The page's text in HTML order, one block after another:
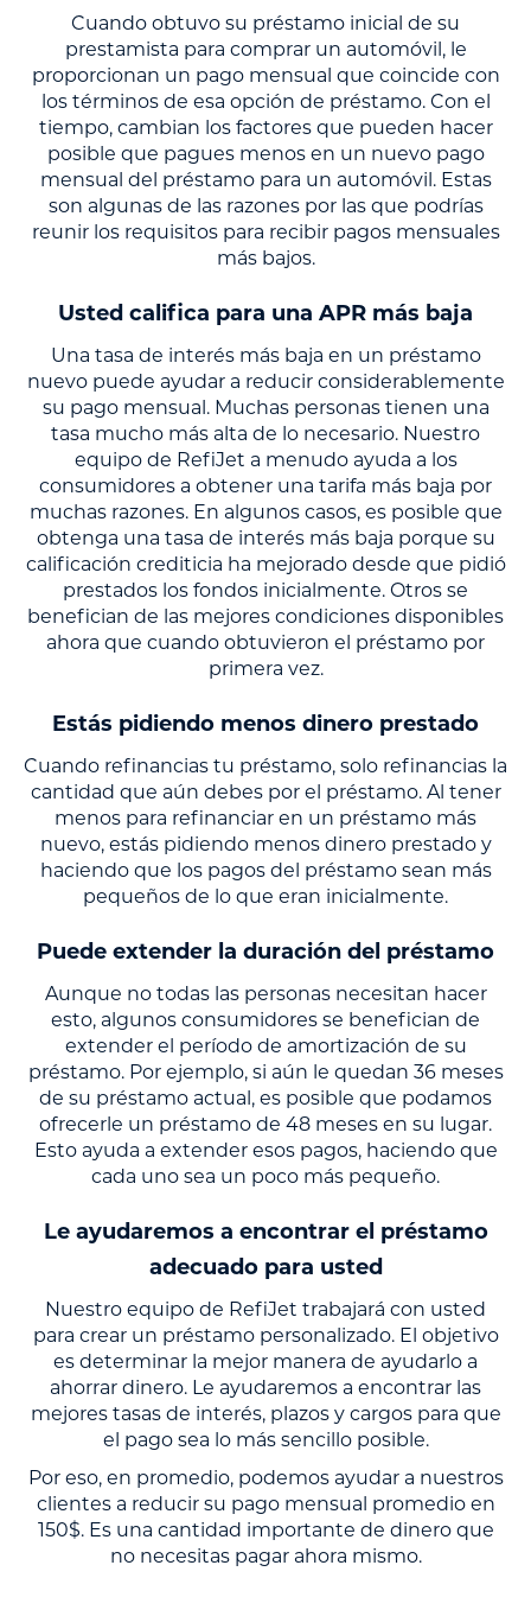
Cuando obtuvo su préstamo inicial de su
prestamista para comprar un automóvil, le
proporcionan un pago mensual que coincide con
los términos de esa opción de préstamo. Con el
tiempo, cambian los factores que pueden hacer
posible que pagues menos en un nuevo pago
mensual del préstamo para un automóvil. Estas
son algunas de las razones por las que podrías
reunir los requisitos para recibir pagos mensuales
más bajos.
Usted califica para una APR más baja
Una tasa de interés más baja en un préstamo
nuevo puede ayudar a reducir considerablemente
su pago mensual. Muchas personas tienen una
tasa mucho más alta de lo necesario. Nuestro
equipo de RefiJet a menudo ayuda a los
consumidores a obtener una tarifa más baja por
muchas razones. En algunos casos, es posible que
obtenga una tasa de interés más baja porque su
calificación crediticia ha mejorado desde que pidió
prestados los fondos inicialmente. Otros se
benefician de las mejores condiciones disponibles
ahora que cuando obtuvieron el préstamo por
primera vez.
Estás pidiendo menos dinero prestado
Cuando refinancias tu préstamo, solo refinancias la
cantidad que aún debes por el préstamo. Al tener
menos para refinanciar en un préstamo más
nuevo, estás pidiendo menos dinero prestado y
haciendo que los pagos del préstamo sean más
pequeños de lo que eran inicialmente.
Puede extender la duración del préstamo
Aunque no todas las personas necesitan hacer
esto, algunos consumidores se benefician de
extender el período de amortización de su
préstamo. Por ejemplo, si aún le quedan 36 meses
de su préstamo actual, es posible que podamos
ofrecerle un préstamo de 48 meses en su lugar.
Esto ayuda a extender esos pagos, haciendo que
cada uno sea un poco más pequeño.
Le ayudaremos a encontrar el préstamo
adecuado para usted
Nuestro equipo de RefiJet trabajará con usted
para crear un préstamo personalizado. El objetivo
es determinar la mejor manera de ayudarlo a
ahorrar dinero. Le ayudaremos a encontrar las
mejores tasas de interés, plazos y cargos para que
el pago sea lo más sencillo posible.
Por eso, en promedio, podemos ayudar a nuestros
clientes a reducir su pago mensual promedio en
150$. Es una cantidad importante de dinero que
no necesitas pagar ahora mismo.